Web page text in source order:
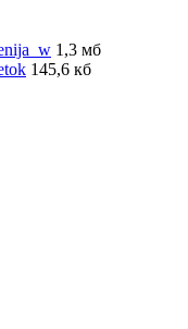
1,3 мб
145,6 кб